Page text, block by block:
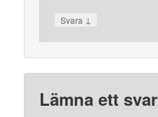
Svara ↓
Lämna ett svar